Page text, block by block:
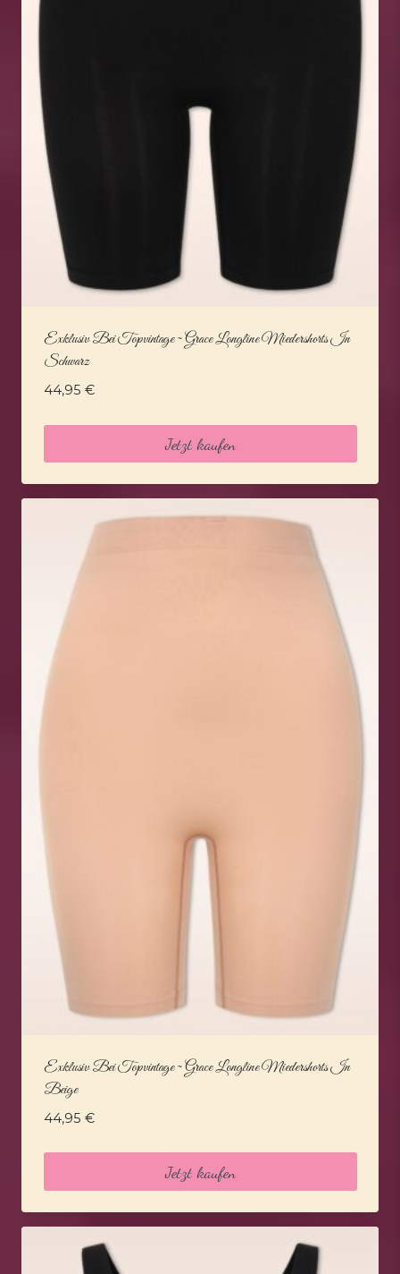
Exklusiv Bei Topvintage ~ Grace Longline Miedershorts In
Schwarz
44,95 €
Jetzt kaufen
Exklusiv Bei Topvintage ~ Grace Longline Miedershorts In
Beige
44,95 €
Jetzt kaufen